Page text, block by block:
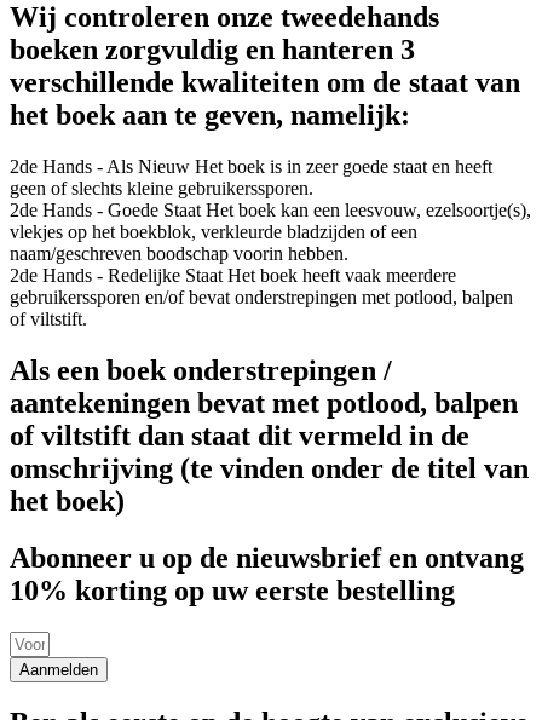
Wij controleren onze tweedehands
boeken zorgvuldig en hanteren 3
verschillende kwaliteiten om de staat van
het boek aan te geven, namelijk:
2de Hands - Als Nieuw Het boek is in zeer goede staat en heeft
geen of slechts kleine gebruikerssporen.
2de Hands - Goede Staat Het boek kan een leesvouw, ezelsoortje(s),
vlekjes op het boekblok, verkleurde bladzijden of een
naam/geschreven boodschap voorin hebben.
2de Hands - Redelijke Staat Het boek heeft vaak meerdere
gebruikerssporen en/of bevat onderstrepingen met potlood, balpen
of viltstift.
Als een boek onderstrepingen /
aantekeningen bevat met potlood, balpen
of viltstift dan staat dit vermeld in de
omschrijving (te vinden onder de titel van
het boek)
Abonneer u op de nieuwsbrief en ontvang
10% korting op uw eerste bestelling
Aanmelden